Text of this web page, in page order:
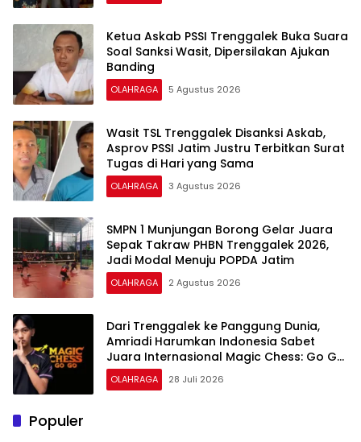
Ketua Askab PSSI Trenggalek Buka Suara
Soal Sanksi Wasit, Dipersilakan Ajukan
Banding
OLAHRAGA 5 Agustus 2026
Wasit TSL Trenggalek Disanksi Askab,
Asprov PSSI Jatim Justru Terbitkan Surat
Tugas di Hari yang Sama
OLAHRAGA 3 Agustus 2026
SMPN 1 Munjungan Borong Gelar Juara
Sepak Takraw PHBN Trenggalek 2026,
Jadi Modal Menuju POPDA Jatim
OLAHRAGA 2 Agustus 2026
Dari Trenggalek ke Panggung Dunia,
Amriadi Harumkan Indonesia Sabet
Juara Internasional Magic Chess: Go Go
Rising Stars Season 6
OLAHRAGA 28 Juli 2026
Populer